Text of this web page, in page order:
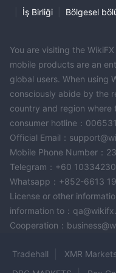
Doğru kişisel ve finansal
Hesap onay sürecini
doğru şekilde
İnceleme Şartları ve
Seçilen hesap türüyle
anlayın.
OneUp Trader tarafından
yönergelerine uyulmasını
Hesabınıza Para
Başvurunuz onaylandıktan
başlangıç sermayesiyle
Farklı ödeme yöntemlerini
Gerekli Yazılımı İndirin:
Geçerli ise, OneUp Trader
Daha iyi bir deneyim için
İş Birliği Bölgesel
You are visiting the
mobile products are an
global users. When using
consciously abide by the
country and region where
consumer hotline：
Official Email：
Mobile Phone Number：
Telegram：+60
Whatsapp：+852-6613
License or other
information to：
Cooperation：
Tradehall XMR